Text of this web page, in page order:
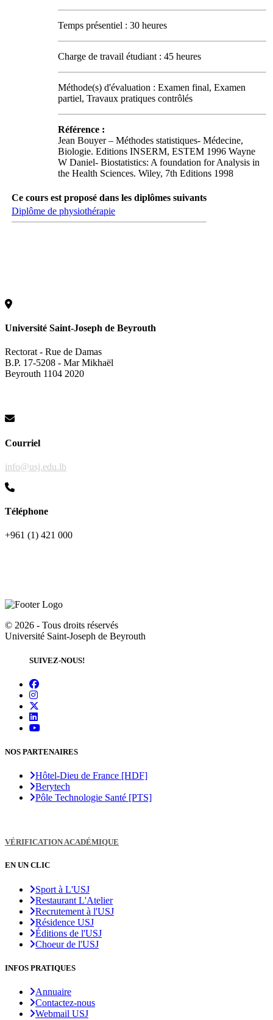
Temps présentiel : 30 heures
Charge de travail étudiant : 45 heures
Méthode(s) d'évaluation : Examen final, Examen
partiel, Travaux pratiques contrôlés
Référence :
Jean Bouyer – Méthodes statistiques- Médecine,
Biologie. Editions INSERM, ESTEM 1996 Wayne
W Daniel- Biostatistics: A foundation for Analysis in
the Health Sciences. Wiley, 7th Editions 1998
Ce cours est proposé dans les diplômes suivants
Diplôme de physiothérapie
Université Saint-Joseph de Beyrouth
Rectorat - Rue de Damas
B.P. 17-5208 - Mar Mikhaël
Beyrouth 1104 2020
Courriel
info@usj.edu.lb
Téléphone
+961 (1) 421 000
© 2026 - Tous droits réservés
Université Saint-Joseph de Beyrouth
SUIVEZ-NOUS!
NOS PARTENAIRES
Hôtel-Dieu de France [HDF]
Berytech
Pôle Technologie Santé [PTS]
VÉRIFICATION ACADÉMIQUE
EN UN CLIC
Sport à L'USJ
Restaurant L'Atelier
Recrutement à l'USJ
Résidence USJ
Éditions de l'USJ
Choeur de l'USJ
INFOS PRATIQUES
Annuaire
Contactez-nous
Webmail USJ